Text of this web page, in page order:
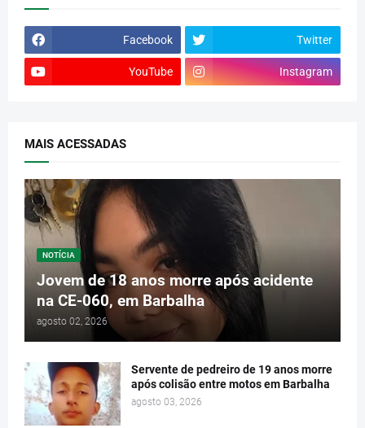
Facebook Twitter
YouTube Instagram
MAIS ACESSADAS
NOTÍCIA
Jovem de 18 anos morre após acidente
na CE-060, em Barbalha
agosto 02, 2026
Servente de pedreiro de 19 anos morre
após colisão entre motos em Barbalha
agosto 03, 2026